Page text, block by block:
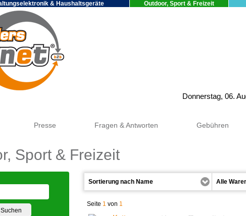
& Haushaltsgeräte Outdoor, Sport & Freizeit
Donnerstag, 06.
Presse Fragen & Antworten Gebühren
Sport & Freizeit
Seite 1 von 1